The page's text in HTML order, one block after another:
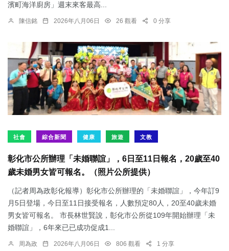
濱町海洋廚房」週末來客最高...
陳信銘 2026年八月06日 26 觀看 0 分享
社會 綜合新聞 健康 旅遊 文教
彰化市公所辦理「未婚聯誼」，6日至11日報名，20歲至40
歲未婚男女皆可報名。（照片公所提供）
（記者周為政彰化報導）彰化市公所辦理的「未婚聯誼」，今年訂9
月5日登場，今日至11日接受報名，人數預定80人，20至40歲未婚
男女皆可報名。 市長林世賢說，彰化市公所從109年開始辦理「未
婚聯誼」，6年來已已成功促成1...
周為政 2026年八月06日 806 觀看 1 分享